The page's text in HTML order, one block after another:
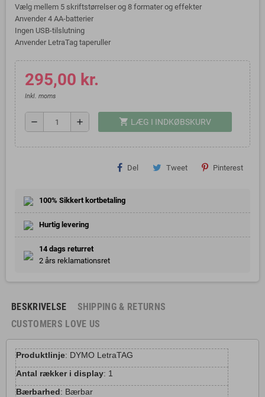
Vælg mellem 5 skriftstørrelser og 8 formater og effekter
Anvender 4 AA-batterier
Ingen USB-tilslutning
Anvender LetraTag taperuller
295,00 kr.
Inkl. moms
remove add shopping_cart LÆG I INDKØBSKURV
Del Tweet Pinterest
100% Sikkert kortbetaling
Hurtig levering
14 dags returret
2 års reklamationsret
BESKRIVELSE
SHIPPING & RETURNS
CUSTOMERS LOVE US
Produktlinje: DYMO LetraTAG
Antal rækker i display: 1
Bærbarhed: Bærbar